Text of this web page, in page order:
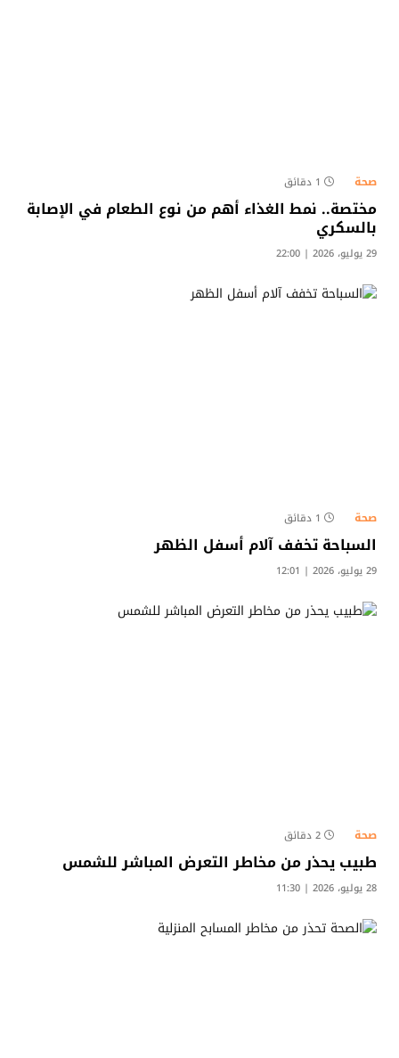
صحة 1 دقائق
مختصة.. نمط الغذاء أهم من نوع الطعام في الإصابة
بالسكري
29 يوليو، 2026 | 22:00
صحة 1 دقائق
السباحة تخفف آلام أسفل الظهر
29 يوليو، 2026 | 12:01
صحة 2 دقائق
طبيب يحذر من مخاطر التعرض المباشر للشمس
28 يوليو، 2026 | 11:30